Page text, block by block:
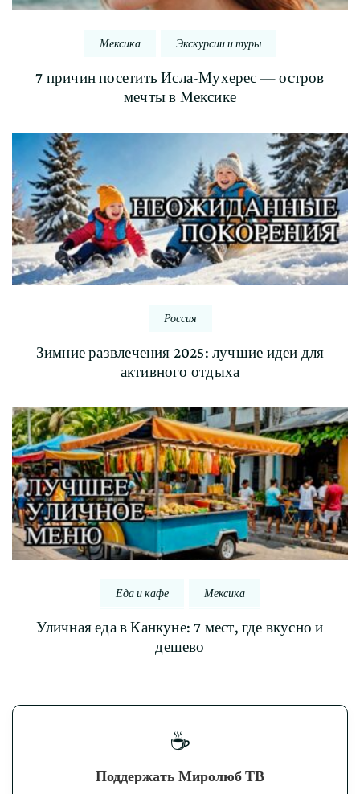
Мексика Экскурсии и туры
7 причин посетить Исла-Мухерес — остров
мечты в Мексике
Россия
Зимние развлечения 2025: лучшие идеи для
активного отдыха
Еда и кафе Мексика
Уличная еда в Канкуне: 7 мест, где вкусно и
дешево
☕
Поддержать Миролюб ТВ